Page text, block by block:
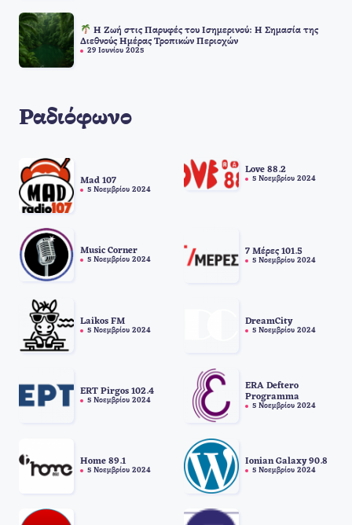
Η Ζωή στις Παρυφές του Ισημερινού: Η Σημασία της
Διεθνούς Ημέρας Τροπικών Περιοχών
29 Ιουνίου 2025
Ραδιόφωνο
Mad 107
5 Νοεμβρίου 2024
Love 88.2
5 Νοεμβρίου 2024
Music Corner
5 Νοεμβρίου 2024
7 Μέρες 101.5
5 Νοεμβρίου 2024
Laikos FM
5 Νοεμβρίου 2024
DreamCity
5 Νοεμβρίου 2024
ERT Pirgos 102.4
5 Νοεμβρίου 2024
ERA Deftero
Programma
5 Νοεμβρίου 2024
Home 89.1
5 Νοεμβρίου 2024
Ionian Galaxy 90.8
5 Νοεμβρίου 2024